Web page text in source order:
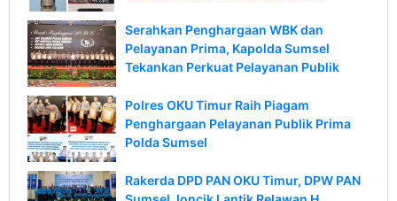
Serahkan Penghargaan WBK dan
Pelayanan Prima, Kapolda Sumsel
Tekankan Perkuat Pelayanan Publik
Polres OKU Timur Raih Piagam
Penghargaan Pelayanan Publik Prima
Polda Sumsel
Rakerda DPD PAN OKU Timur, DPW PAN